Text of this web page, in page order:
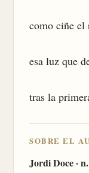
como ciñe el
esa luz que
tras la
SOBRE EL
Jordi Doce ·